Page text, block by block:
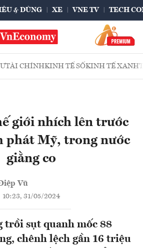
& DÙNG XE VNE TV TECH
TÀI CHÍNHKINH TẾ SỐKINH TẾ XANH
giới nhích lên trước
phát Mỹ, trong nước
giằng co
Vũ
10:23, 31/05/2024
trồi sụt quanh mốc 88
chênh lệch gần 16 triệu